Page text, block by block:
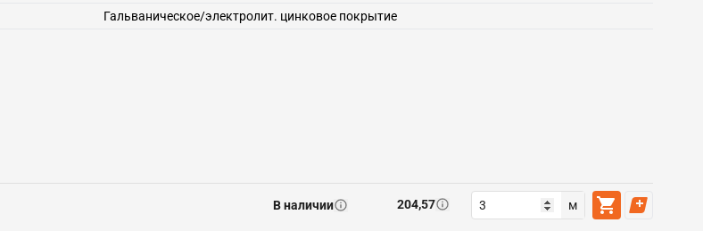
Гальваническое/электролит. цинковое покрытие
В наличии 204,57 м